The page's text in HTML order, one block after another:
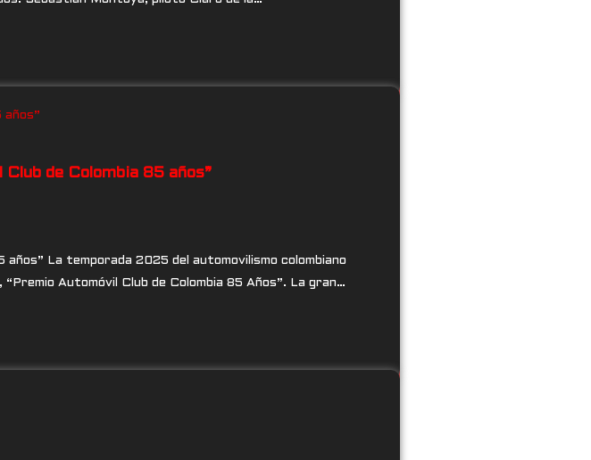
de Colombia 85 años”
La temporada 2025 del automovilismo colombiano
Automóvil Club de Colombia 85 Años”. La gran…